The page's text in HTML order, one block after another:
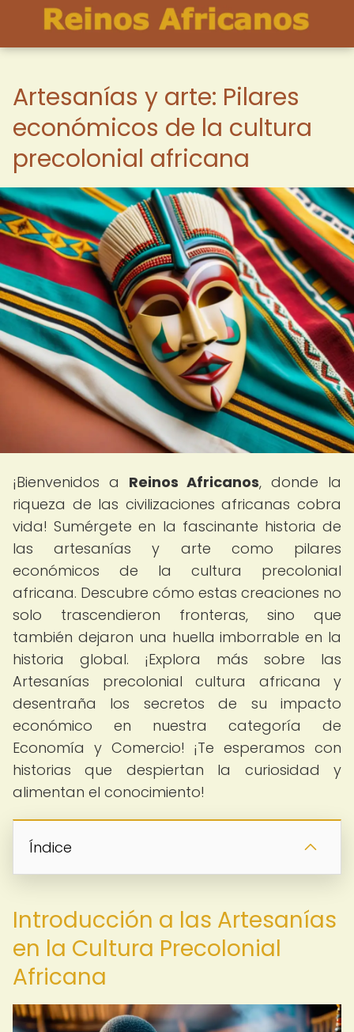
Artesanías y arte: Pilares
económicos de la cultura
precolonial africana
¡Bienvenidos a Reinos Africanos, donde la
riqueza de las civilizaciones africanas cobra
vida! Sumérgete en la fascinante historia de
las artesanías y arte como pilares
económicos de la cultura precolonial
africana. Descubre cómo estas creaciones no
solo trascendieron fronteras, sino que
también dejaron una huella imborrable en la
historia global. ¡Explora más sobre las
Artesanías precolonial cultura africana y
desentraña los secretos de su impacto
económico en nuestra categoría de
Economía y Comercio! ¡Te esperamos con
historias que despiertan la curiosidad y
alimentan el conocimiento!
Índice
Introducción a las Artesanías
en la Cultura Precolonial
Africana